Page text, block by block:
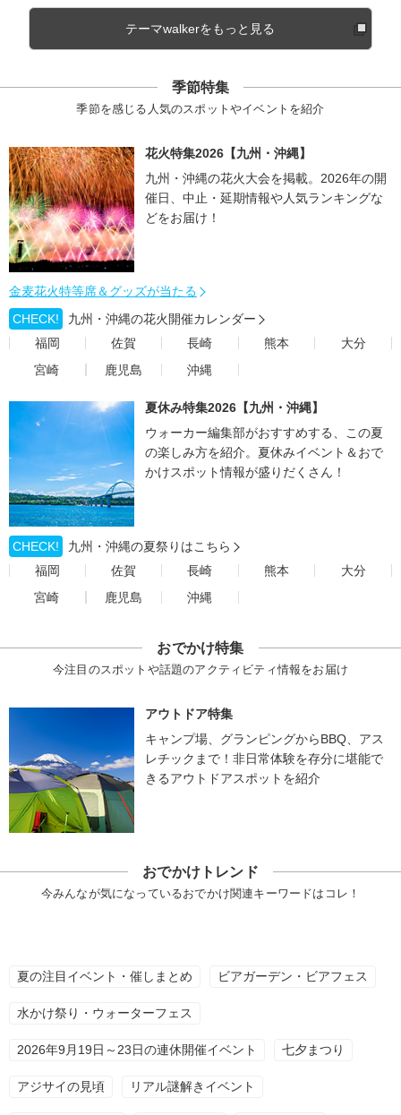
テーマwalkerをもっと見る
季節特集
季節を感じる人気のスポットやイベントを紹介
花火特集2026【九州・沖縄】
九州・沖縄の花火大会を掲載。2026年の開
催日、中止・延期情報や人気ランキングな
どをお届け！
金麦花火特等席＆グッズが当たる
CHECK!
九州・沖縄の花火開催カレンダー
福岡
佐賀 長崎 熊本
大分
宮崎
鹿児島 沖縄
夏休み特集2026【九州・沖縄】
ウォーカー編集部がおすすめする、この夏
の楽しみ方を紹介。夏休みイベント＆おで
かけスポット情報が盛りだくさん！
CHECK!
九州・沖縄の夏祭りはこちら
福岡
佐賀 長崎 熊本
大分
宮崎
鹿児島 沖縄
おでかけ特集
今注目のスポットや話題のアクティビティ情報をお届け
アウトドア特集
キャンプ場、グランピングからBBQ、アス
レチックまで！非日常体験を存分に堪能で
きるアウトドアスポットを紹介
おでかけトレンド
今みんなが気になっているおでかけ関連キーワードはコレ！
夏の注目イベント・催しまとめ ビアガーデン・ビアフェス
水かけ祭り・ウォーターフェス
2026年9月19日～23日の連休開催イベント 七夕まつり
アジサイの見頃 リアル謎解きイベント